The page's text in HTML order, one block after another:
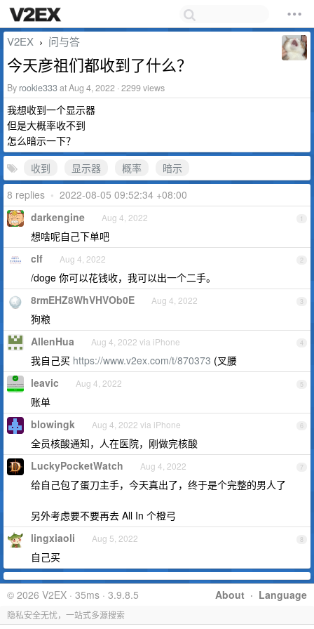
V2EX › 问与答
今天彦祖们都收到了什么？
By rookie333at Aug 4, 2022 · 2299 views
我想收到一个显示器
但是大概率收不到
怎么暗示一下？
收到
显示器 概率
暗示
8 replies • 2022-08-05 09:52:34 +08:00
1
darkengine Aug 4, 2022
想啥呢自己下单吧
2
clf Aug 4, 2022
/doge 你可以花钱收，我可以出一个二手。
3
8rmEHZ8WhVHVOb0E Aug 4, 2022
狗粮
4
AllenHua Aug 4, 2022 via iPhone
我自己买 https://www.v2ex.com/t/870373 (叉腰
5
leavic Aug 4, 2022
账单
6
blowingk Aug 4, 2022 via iPhone
全员核酸通知，人在医院，刚做完核酸
7
LuckyPocketWatch Aug 4, 2022
给自己包了蛋刀主手，今天真出了，终于是个完整的男人了
另外考虑要不要再去 All In 个橙弓
8
lingxiaoli Aug 5, 2022
自己买
About · Language
© 2026 V2EX · 35ms · 3.9.8.5
隐私安全无忧，一站式多源搜索